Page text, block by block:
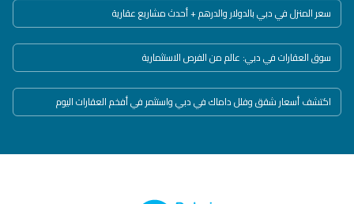
سعر المنزل في دبي بالدولار والدرهم + أحدث مشاريع عقارية
سوق العقارات في دبي: عالم من الفرص الاستثمارية
اكتشف أسعار شقق وفلل داماك في دبي واستثمر في أفخم العقارات اليوم